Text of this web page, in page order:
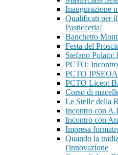
Inaugurazione
Qualificati per
Pasticceria!
Banchetto
Festa del
Stefano Polato:
PCTO:
PCTO
PCTO Liceo:
Corso di
Le Stelle della
Incontro con
Incontro con
Impresa
Quando la
l'innovazione